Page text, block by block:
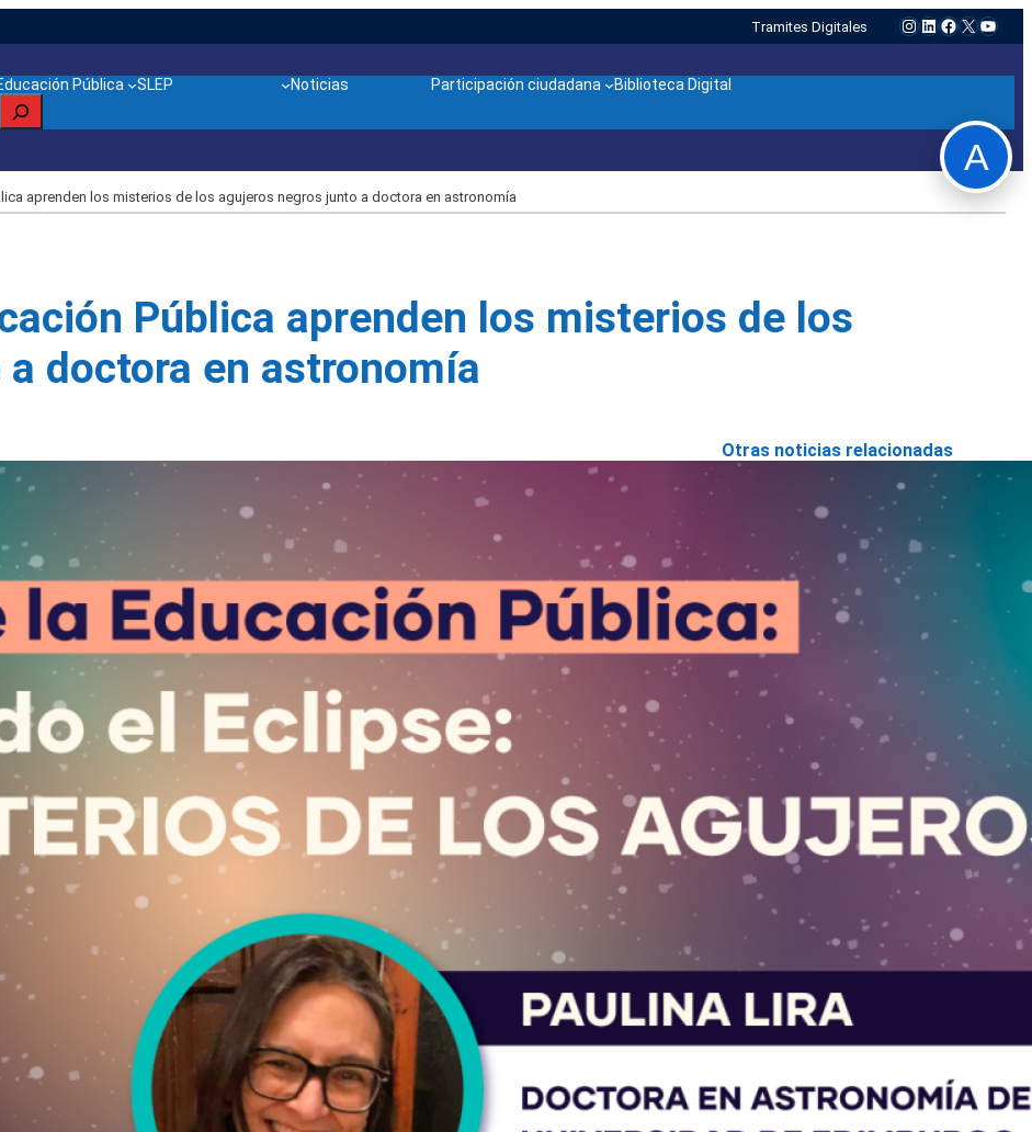
Tramites Digitales Instagram
LinkedIn
Facebook
X
Pública SLEP Noticias Participación ciudadana
Biblioteca Digital
aprenden los misterios de los agujeros negros junto a doctora en astronomía
Pública aprenden los misterios de los
doctora en astronomía
Otras noticias relacionadas
Estudiantes de la Educación
Pública se preparan para el
Eclipse Solar junto a la Premio
Nacional de Ciencias María
Teresa Ruiz
Eclipse Solar se transforma
en instrumento de estudio
Educación Pública
A